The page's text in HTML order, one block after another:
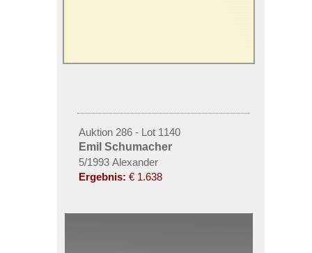
Auktion 286 - Lot 1140
Emil Schumacher
5/1993 Alexander
Ergebnis: € 1.638